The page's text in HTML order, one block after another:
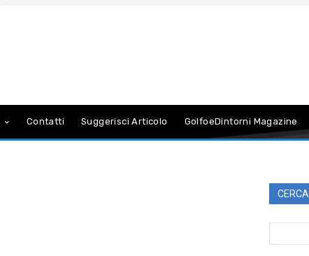
Contatti Suggerisci Articolo GolfoeDintorni Magazine
CERCA